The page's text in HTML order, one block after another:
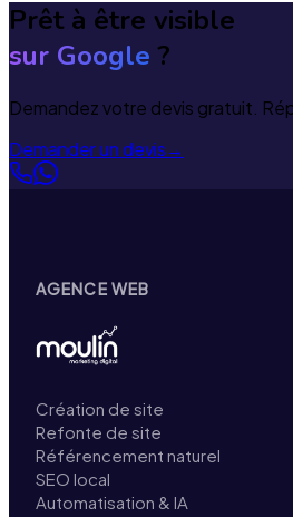
Prêt à être visible
sur Google ?
Demandez votre devis gratuit.
Demander un devis→
AGENCE WEB
Création de site
Refonte de site
Référencement naturel
SEO local
Automatisation & IA